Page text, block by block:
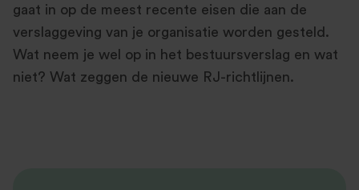
gaat in op de meest recente eisen die aan de
verslaggeving van je organisatie worden gesteld.
Wat neem je wel op in het bestuursverslag en wat
niet? Wat zeggen de nieuwe RJ-richtlijnen.